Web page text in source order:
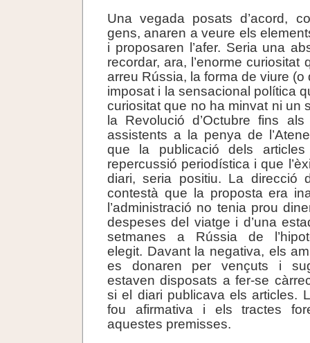
Una vegada posats d’acord,
gens, anaren a veure els
i proposaren l’afer. Seria una
recordar, ara, l’enorme curiositat
arreu Rússia, la forma de viure (o
imposat i la sensacional política
curiositat que no ha minvat ni un
la Revolució d’Octubre fins
assistents a la penya de
que la publicació dels
repercussió periodística i que
diari, seria positiu. La direcció
contestà que la proposta era
l’administració no tenia prou
despeses del viatge i d’una
setmanes a Rússia de
elegit. Davant la negativa, els
es donaren per vençuts i
estaven disposats a fer-se
si el diari publicava els articles.
fou afirmativa i els tractes
aquestes premisses.